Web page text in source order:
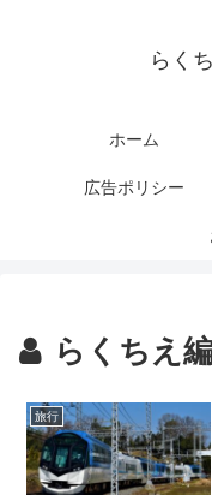
らく
ホーム
広告ポリシー
らくちえ
旅行